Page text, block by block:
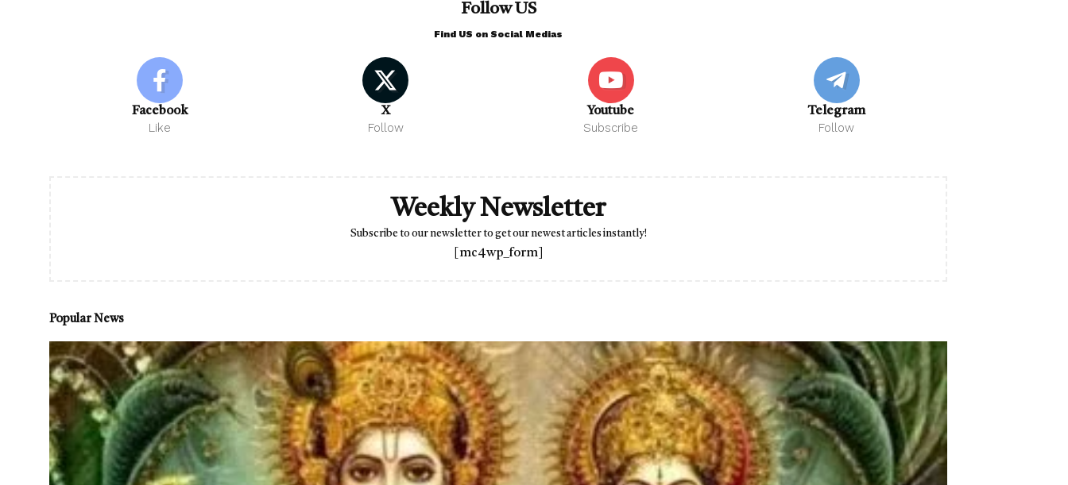
Follow US
Find US on Social Medias
Facebook
Like
X
Follow
Youtube
Subscribe
Telegram
Follow
Weekly Newsletter
Subscribe to our newsletter to get our newest articles instantly!
[mc4wp_form]
Popular News